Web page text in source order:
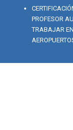
PROFESOR
TRABAJAR